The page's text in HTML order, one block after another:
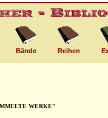
Bände Reihen
WERKE"